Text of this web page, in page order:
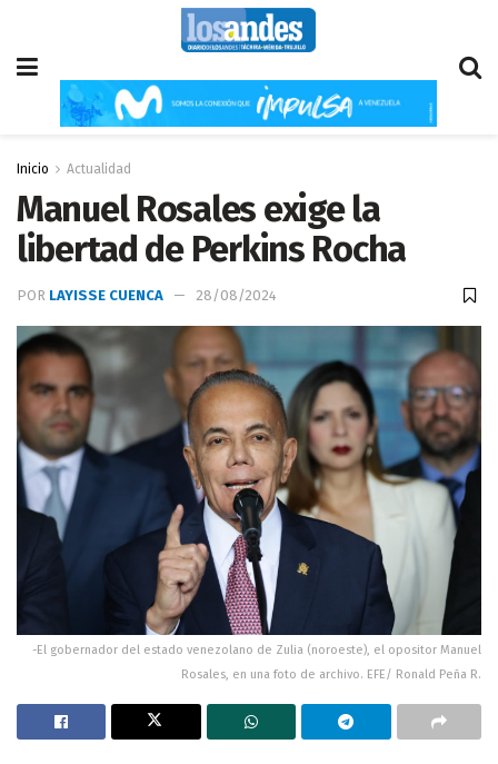
Inicio Actualidad
Manuel Rosales exige la
libertad de Perkins Rocha
POR LAYISSE CUENCA 28/08/2024
-El gobernador del estado venezolano de Zulia (noroeste), el opositor Manuel
Rosales, en una foto de archivo. EFE/ Ronald Peña R.